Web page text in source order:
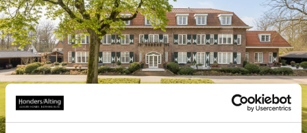
01/20
02/20
03/20
04/20
05/20
06/20
07/20
08/20
09/20
10/20
11/20
12/20
13/20
14/20
15/20
16/20
17/20
18/20
19/20
20/20